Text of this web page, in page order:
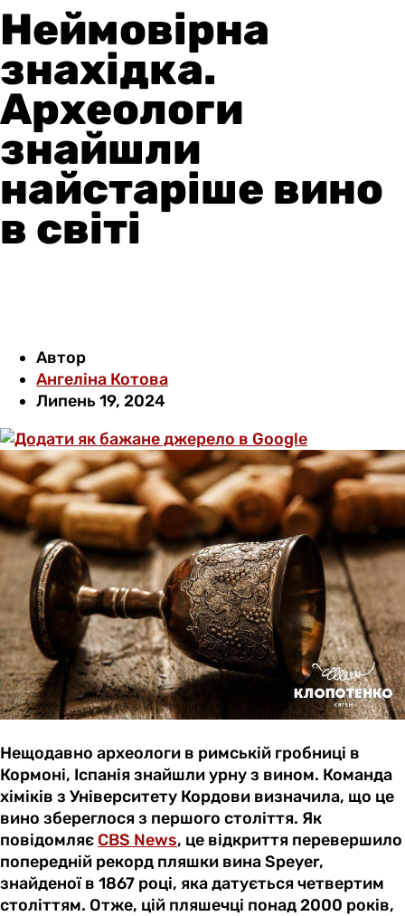
Неймовірна
знахідка.
Археологи
знайшли
найстаріше вино
в світі
Автор
Ангеліна Котова
Липень 19, 2024
Нещодавно археологи в римській гробниці в
Кормоні, Іспанія знайшли урну з вином. Команда
хіміків з Університету Кордови визначила, що це
вино збереглося з першого століття. Як
повідомляє CBS News, це відкриття перевершило
попередній рекорд пляшки вина Speyer,
знайденої в 1867 році, яка датується четвертим
століттям. Отже, цій пляшечці понад 2000 років,